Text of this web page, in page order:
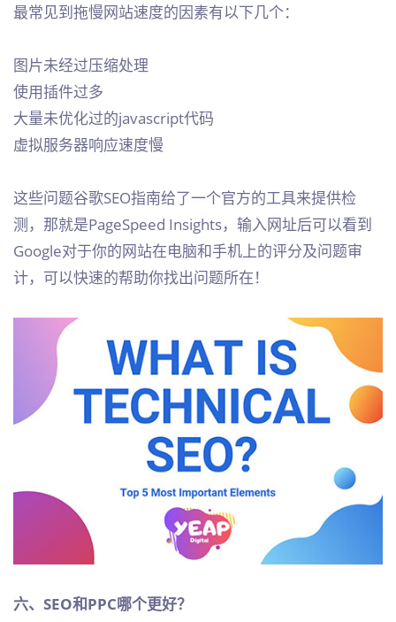
最常见到拖慢网站速度的因素有以下几个：
图片未经过压缩处理
使用插件过多
大量未优化过的javascript代码
虚拟服务器响应速度慢
这些问题谷歌SEO指南给了一个官方的工具来提供检
测，那就是PageSpeed Insights，输入网址后可以看到
Google对于你的网站在电脑和手机上的评分及问题审
计，可以快速的帮助你找出问题所在！
六、SEO和PPC哪个更好？